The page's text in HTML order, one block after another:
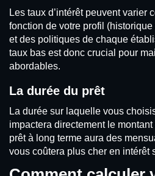
Les taux d’intérêt peuvent varier
fonction de votre profil
et des politiques de chaque
taux bas est donc crucial pour
abordables.
La durée du prêt
La durée sur laquelle vous
impactera directement le
prêt à long terme aura des
vous coûtera plus cher en intérêt